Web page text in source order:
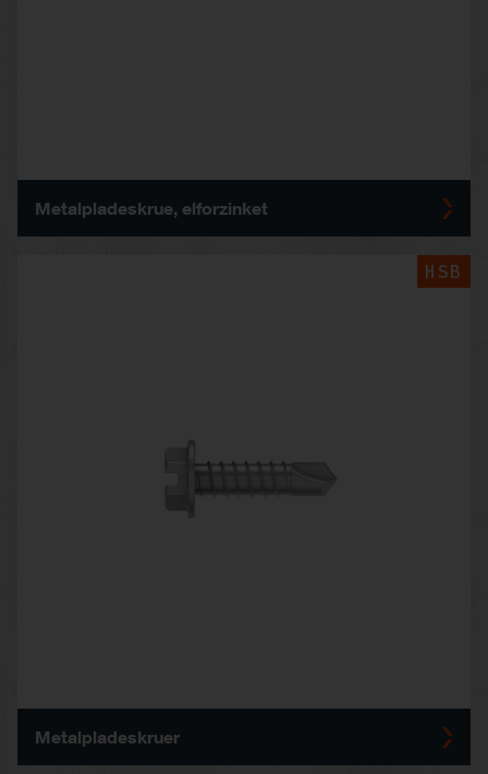
Metalpladeskrue, elforzinket
HSB
Metalpladeskruer